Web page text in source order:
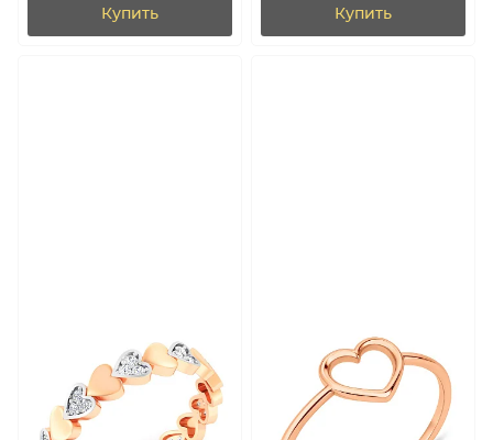
Купить Купить